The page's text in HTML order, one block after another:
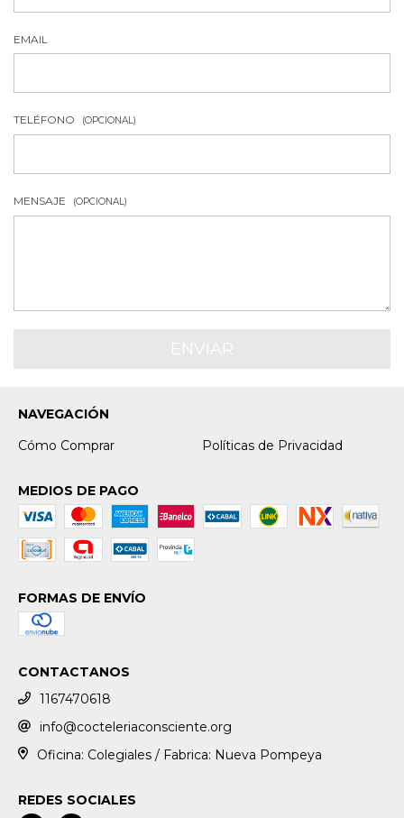
EMAIL
TELÉFONO (OPCIONAL)
MENSAJE (OPCIONAL)
NAVEGACIÓN
Cómo Comprar
Políticas de Privacidad
MEDIOS DE PAGO
FORMAS DE ENVÍO
CONTACTANOS
1167470618
info@cocteleriaconsciente.org
Oficina: Colegiales / Fabrica: Nueva Pompeya
REDES SOCIALES